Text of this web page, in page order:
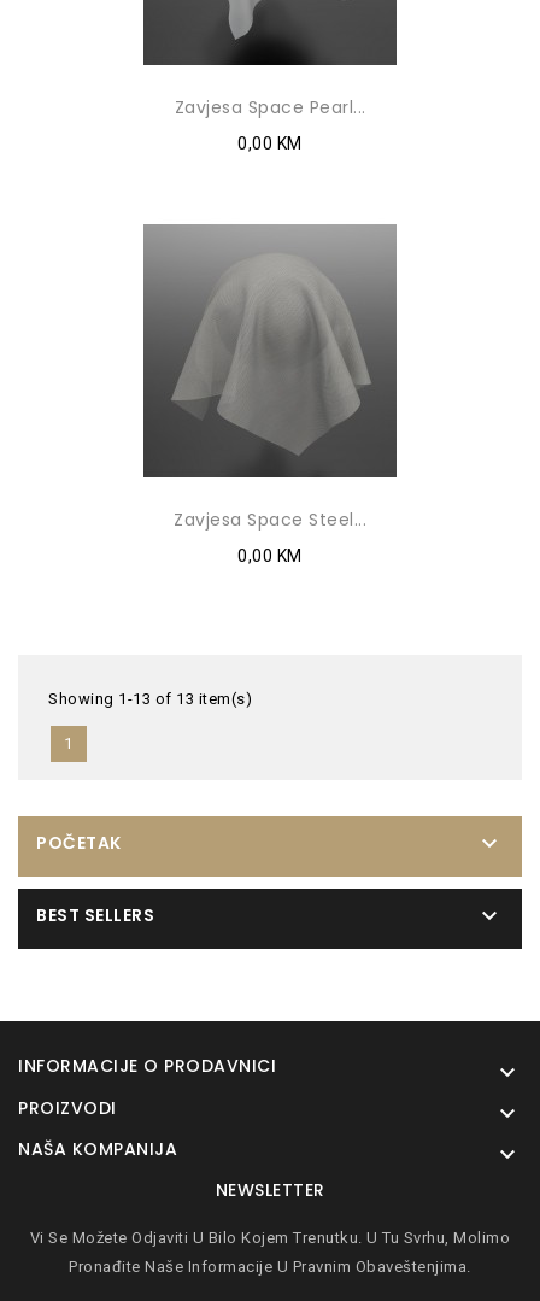
Zavjesa Space Pearl...
0,00 KM
Zavjesa Space Steel...
0,00 KM
Showing 1-13 of 13 item(s)
1
POČETAK 
BEST SELLERS 
INFORMACIJE O PRODAVNICI 
PROIZVODI 
NAŠA KOMPANIJA 
NEWSLETTER
Vi Se Možete Odjaviti U Bilo Kojem Trenutku. U Tu Svrhu, Molimo
Pronađite Naše Informacije U Pravnim Obaveštenjima.